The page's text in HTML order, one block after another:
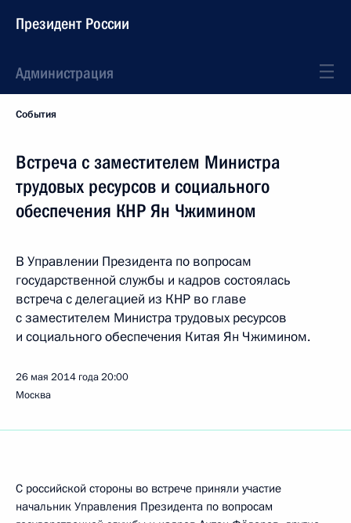
Президент России
Администрация
События
Встреча с заместителем Министра
трудовых ресурсов и социального
обеспечения КНР Ян Чжимином
В Управлении Президента по вопросам
государственной службы и кадров состоялась
встреча с делегацией из КНР во главе
с заместителем Министра трудовых ресурсов
и социального обеспечения Китая Ян Чжимином.
26 мая 2014 года20:00
Москва
С российской стороны во встрече приняли участие
начальник Управления Президента по вопросам